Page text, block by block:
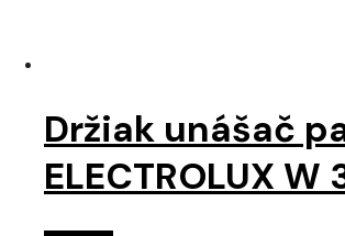
Držiak unášač
ELECTROLUX W